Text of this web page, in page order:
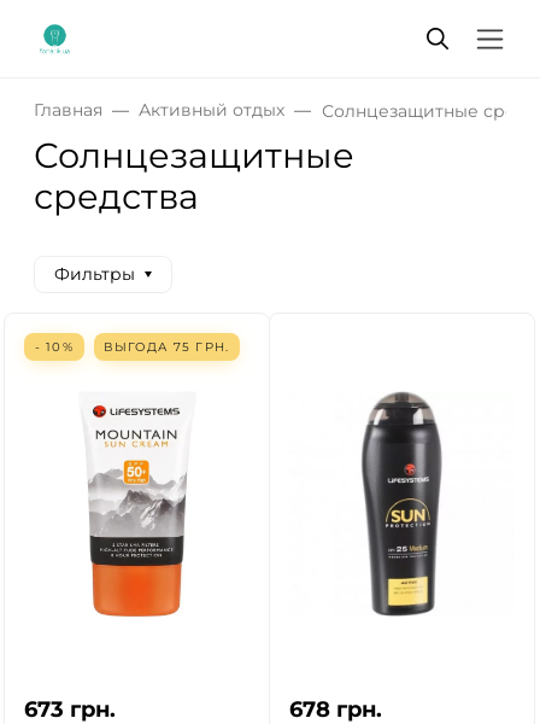
Главная Активный отдых Солнцезащитные
Солнцезащитные
средства
Фильтры
- 10% ВЫГОДА 75 ГРН.
673 грн. 678 грн.